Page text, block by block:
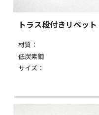
トラス段付きリベット
材質：
低炭素鋼
サイズ：